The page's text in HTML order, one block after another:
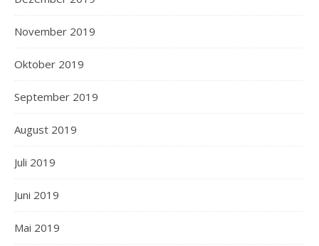
November 2019
Oktober 2019
September 2019
August 2019
Juli 2019
Juni 2019
Mai 2019